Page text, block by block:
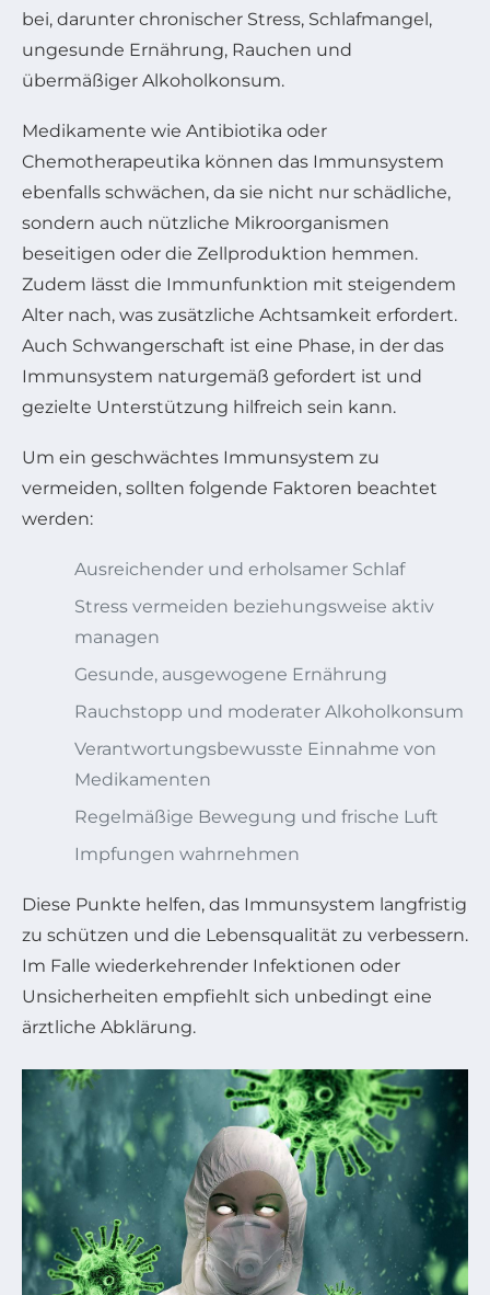
bei, darunter chronischer Stress, Schlafmangel,
ungesunde Ernährung, Rauchen und
übermäßiger Alkoholkonsum.
Medikamente wie Antibiotika oder
Chemotherapeutika können das Immunsystem
ebenfalls schwächen, da sie nicht nur schädliche,
sondern auch nützliche Mikroorganismen
beseitigen oder die Zellproduktion hemmen.
Zudem lässt die Immunfunktion mit steigendem
Alter nach, was zusätzliche Achtsamkeit erfordert.
Auch Schwangerschaft ist eine Phase, in der das
Immunsystem naturgemäß gefordert ist und
gezielte Unterstützung hilfreich sein kann.
Um ein geschwächtes Immunsystem zu
vermeiden, sollten folgende Faktoren beachtet
werden:
Ausreichender und erholsamer Schlaf
Stress vermeiden beziehungsweise aktiv
managen
Gesunde, ausgewogene Ernährung
Rauchstopp und moderater Alkoholkonsum
Verantwortungsbewusste Einnahme von
Medikamenten
Regelmäßige Bewegung und frische Luft
Impfungen wahrnehmen
Diese Punkte helfen, das Immunsystem langfristig
zu schützen und die Lebensqualität zu verbessern.
Im Falle wiederkehrender Infektionen oder
Unsicherheiten empfiehlt sich unbedingt eine
ärztliche Abklärung.